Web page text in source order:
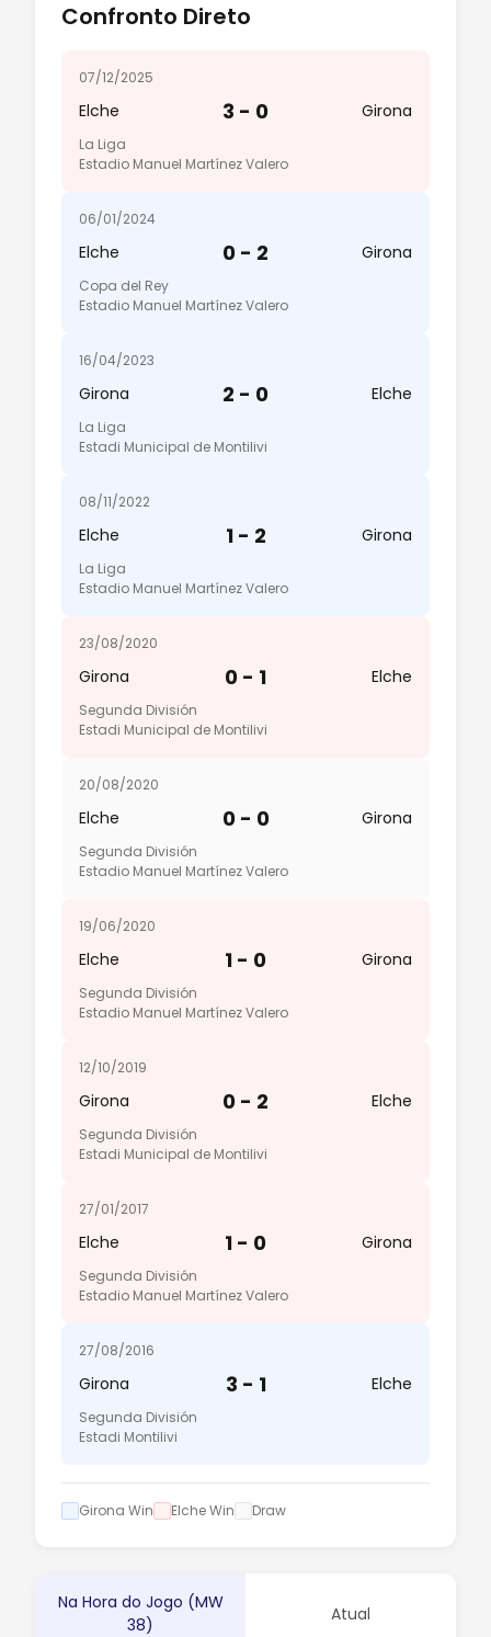
Confronto Direto
07/12/2025
Elche 3 - 0 Girona
La Liga
Estadio Manuel Martínez Valero
06/01/2024
Elche 0 - 2 Girona
Copa del Rey
Estadio Manuel Martínez Valero
16/04/2023
Girona 2 - 0 Elche
La Liga
Estadi Municipal de Montilivi
08/11/2022
Elche 1 - 2 Girona
La Liga
Estadio Manuel Martínez Valero
23/08/2020
Girona 0 - 1 Elche
Segunda División
Estadi Municipal de Montilivi
20/08/2020
Elche 0 - 0 Girona
Segunda División
Estadio Manuel Martínez Valero
19/06/2020
Elche 1 - 0 Girona
Segunda División
Estadio Manuel Martínez Valero
12/10/2019
Girona 0 - 2 Elche
Segunda División
Estadi Municipal de Montilivi
27/01/2017
Elche 1 - 0 Girona
Segunda División
Estadio Manuel Martínez Valero
27/08/2016
Girona 3 - 1 Elche
Segunda División
Estadi Montilivi
Girona Win Elche Win Draw
Na Hora do Jogo (MW
38)
Atual